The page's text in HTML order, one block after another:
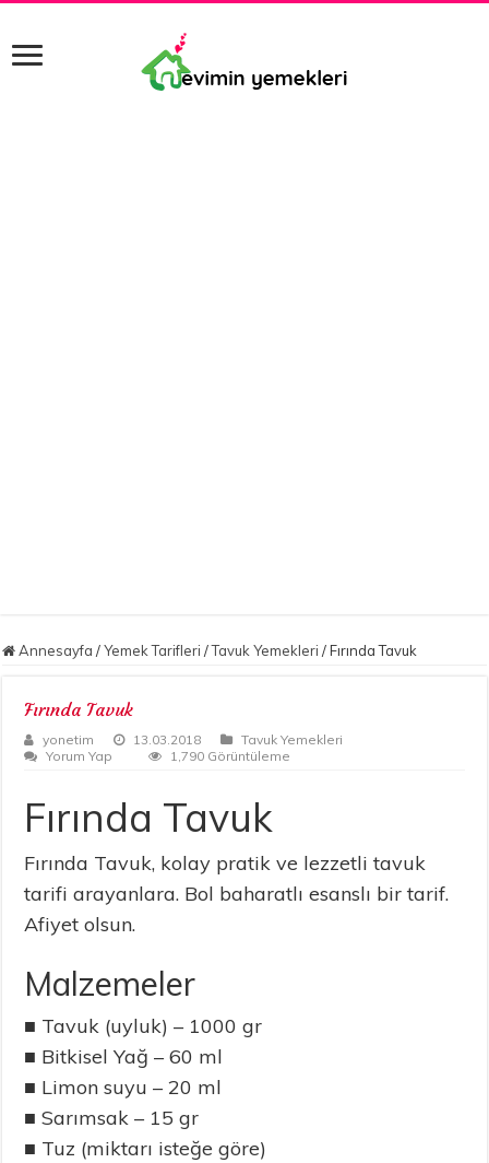
Annesayfa / Yemek Tarifleri / Tavuk Yemekleri / Fırında Tavuk
Fırında Tavuk
yonetim 13.03.2018
Tavuk Yemekleri
Yorum Yap
1,790 Görüntüleme
Fırında Tavuk
Fırında Tavuk, kolay pratik ve lezzetli tavuk
tarifi arayanlara. Bol baharatlı esanslı bir tarif.
Afiyet olsun.
Malzemeler
■ Tavuk (uyluk) – 1000 gr
■ Bitkisel Yağ – 60 ml
■ Limon suyu – 20 ml
■ Sarımsak – 15 gr
■ Tuz (miktarı isteğe göre)